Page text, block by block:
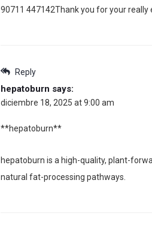
90711 447142Thank you for your
Reply
hepatoburn says:
diciembre 18, 2025 at 9:00 am
**hepatoburn**
hepatoburn is a high-quality, plant-
natural fat-processing pathways.